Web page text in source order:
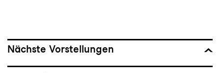
Nächste Vorstellungen